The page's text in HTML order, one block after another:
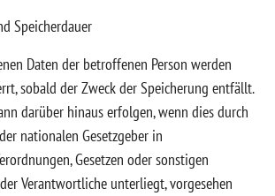
Speicherdauer
Daten der betroffenen Person werden
sobald der Zweck der Speicherung entfällt.
darüber hinaus erfolgen, wenn dies durch
nationalen Gesetzgeber in
Gesetzen oder sonstigen
Verantwortliche unterliegt, vorgesehen